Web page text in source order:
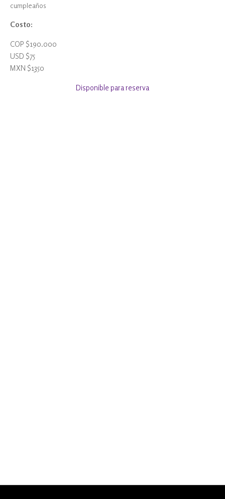
cumpleaños
Costo:
COP $190.000
USD $75
MXN $1350
Disponible para reserva